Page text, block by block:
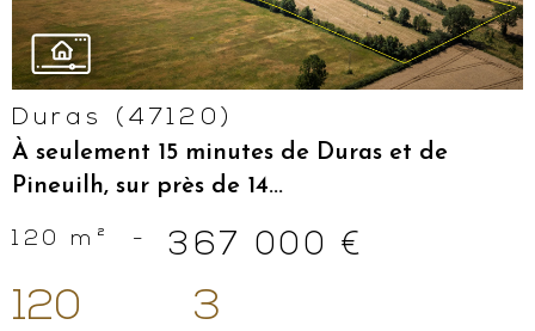
Duras (47120)
À seulement 15 minutes de Duras et de
Pineuilh, sur près de 14...
120 m² - 367 000 €
120 3